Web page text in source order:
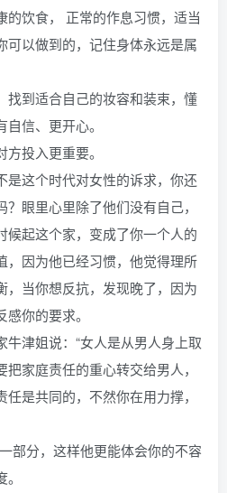
的饮食， 正常的作息习惯，适当
可以做到的，记住身体永远是属
找到适合自己的妆容和装束，懂
信、更开心。
投入更重要。
是这个时代对女性的诉求，你还
眼里心里除了他们没有自己，
候起这个家，变成了你一个人的
，因为他已经习惯，他觉得理所
，当你想反抗，发现晚了，因为
你的要求。
津姐说：“女人是从男人身上取
家庭责任的重心转交给男人，
是共同的，不然你在用力撑，
部分，这样他更能体会你的不容